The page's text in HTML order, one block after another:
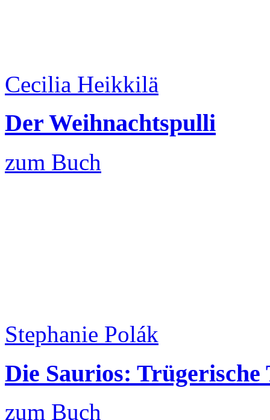
Cecilia Heikkilä
Der Weihnachtspulli
zum Buch
Stephanie Polák
Die Saurios:
zum Buch